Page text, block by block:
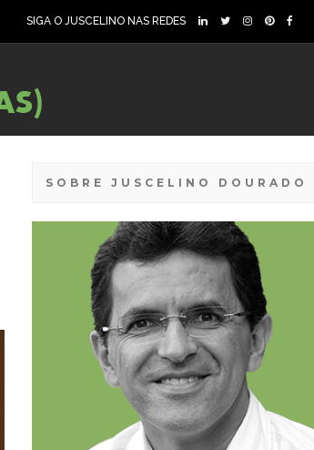
SIGA O JUSCELINO NAS REDES
SOBRE JUSCELINO DOURADO